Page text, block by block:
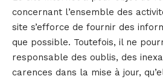
concernant l’ensemble des
site s’efforce de fournir des
que possible. Toutefois, il ne
responsable des oublis, des
carences dans la mise à jour,